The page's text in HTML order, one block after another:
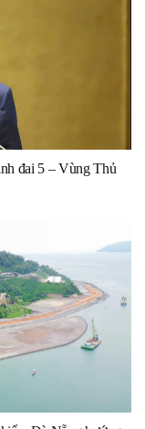
đai 5 – Vùng Thủ